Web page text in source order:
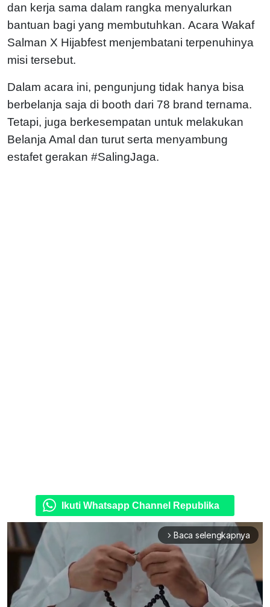
dan kerja sama dalam rangka menyalurkan
bantuan bagi yang membutuhkan. Acara Wakaf
Salman X Hijabfest menjembatani terpenuhinya
misi tersebut.
Dalam acara ini, pengunjung tidak hanya bisa
berbelanja saja di booth dari 78 brand ternama.
Tetapi, juga berkesempatan untuk melakukan
Belanja Amal dan turut serta menyambung
estafet gerakan #SalingJaga.
Ikuti Whatsapp Channel Republika
arrow_forward_ios Baca selengkapnya